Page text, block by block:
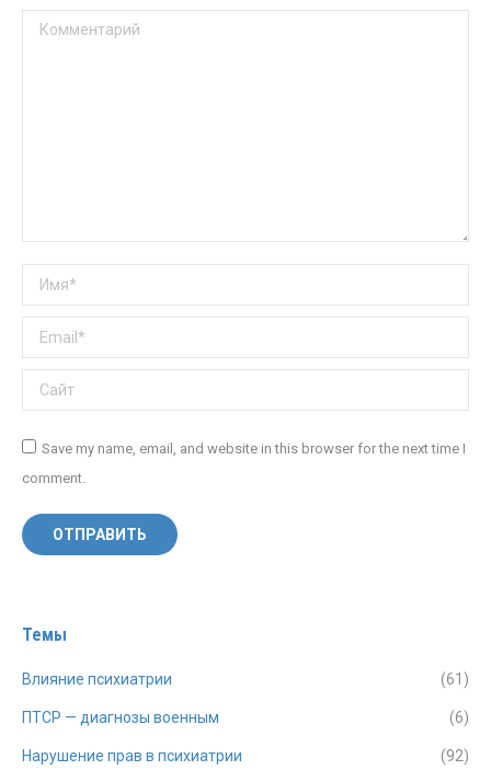
Комментарий
Имя *
Email *
Сайт
Save my name, email, and website in this browser for the next time I
comment.
ОТПРАВИТЬ
Темы
Влияние психиатрии (61)
ПТСР — диагнозы военным (6)
Нарушение прав в психиатрии (92)